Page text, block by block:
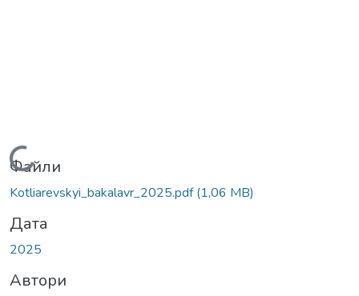
Вантажиться...
Файли
Kotliarevskyi_bakalavr_2025.pdf(1,06 MB)
Дата
2025
Автори